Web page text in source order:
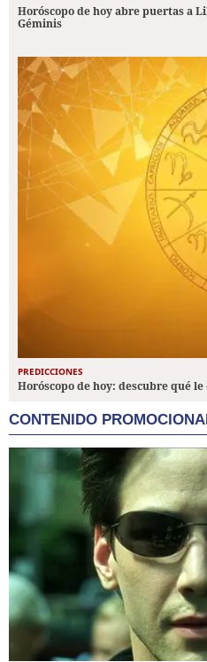
Horóscopo de hoy abre puertas a
Géminis
PREDICCIONES
Horóscopo de hoy: descubre qué
CONTENIDO